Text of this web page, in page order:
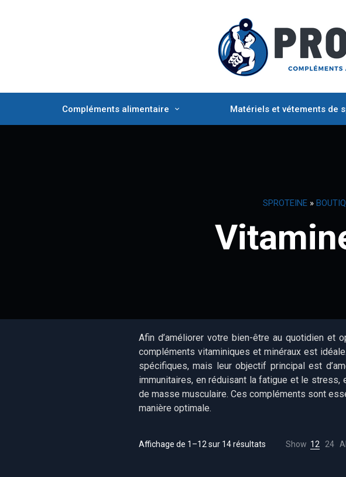
Compléments alimentaire Matériels et vétements de
SPROTEINE »
Afin d’améliorer votre bien-être au quotidien
compléments vitaminiques et minéraux est
spécifiques, mais leur objectif principal est
immunitaires, en réduisant la fatigue et le
de masse musculaire. Ces compléments sont
manière optimale.
Affichage de 1–12 sur 14 résultats Show 12 24 All